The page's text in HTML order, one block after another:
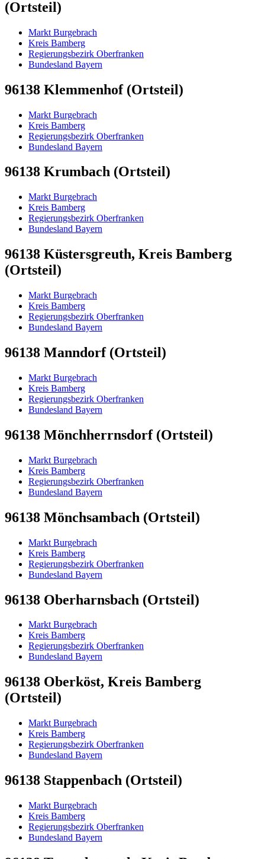
(Ortsteil)
Markt Burgebrach
Kreis Bamberg
Regierungsbezirk Oberfranken
Bundesland Bayern
96138 Klemmenhof (Ortsteil)
Markt Burgebrach
Kreis Bamberg
Regierungsbezirk Oberfranken
Bundesland Bayern
96138 Krumbach (Ortsteil)
Markt Burgebrach
Kreis Bamberg
Regierungsbezirk Oberfranken
Bundesland Bayern
96138 Küstersgreuth, Kreis Bamberg
(Ortsteil)
Markt Burgebrach
Kreis Bamberg
Regierungsbezirk Oberfranken
Bundesland Bayern
96138 Manndorf (Ortsteil)
Markt Burgebrach
Kreis Bamberg
Regierungsbezirk Oberfranken
Bundesland Bayern
96138 Mönchherrnsdorf (Ortsteil)
Markt Burgebrach
Kreis Bamberg
Regierungsbezirk Oberfranken
Bundesland Bayern
96138 Mönchsambach (Ortsteil)
Markt Burgebrach
Kreis Bamberg
Regierungsbezirk Oberfranken
Bundesland Bayern
96138 Oberharnsbach (Ortsteil)
Markt Burgebrach
Kreis Bamberg
Regierungsbezirk Oberfranken
Bundesland Bayern
96138 Oberköst, Kreis Bamberg
(Ortsteil)
Markt Burgebrach
Kreis Bamberg
Regierungsbezirk Oberfranken
Bundesland Bayern
96138 Stappenbach (Ortsteil)
Markt Burgebrach
Kreis Bamberg
Regierungsbezirk Oberfranken
Bundesland Bayern